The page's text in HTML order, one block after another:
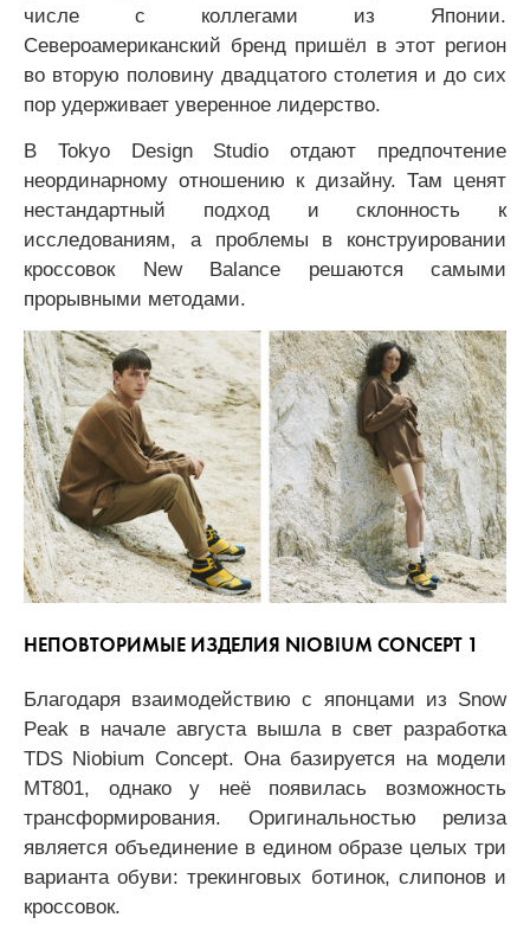
числе с коллегами из Японии.
Североамериканский бренд пришёл в этот регион
во вторую половину двадцатого столетия и до сих
пор удерживает уверенное лидерство.
В Tokyo Design Studio отдают предпочтение
неординарному отношению к дизайну. Там ценят
нестандартный подход и склонность к
исследованиям, а проблемы в конструировании
кроссовок New Balance решаются самыми
прорывными методами.
НЕПОВТОРИМЫЕ ИЗДЕЛИЯ NIOBIUM CONCEPT 1
Благодаря взаимодействию с японцами из Snow
Peak в начале августа вышла в свет разработка
TDS Niobium Concept. Она базируется на модели
MT801, однако у неё появилась возможность
трансформирования. Оригинальностью релиза
является объединение в едином образе целых три
варианта обуви: трекинговых ботинок, слипонов и
кроссовок.